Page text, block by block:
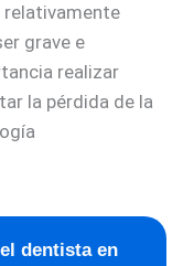
relativamente
grave e
realizar
la pérdida de la
dentista en